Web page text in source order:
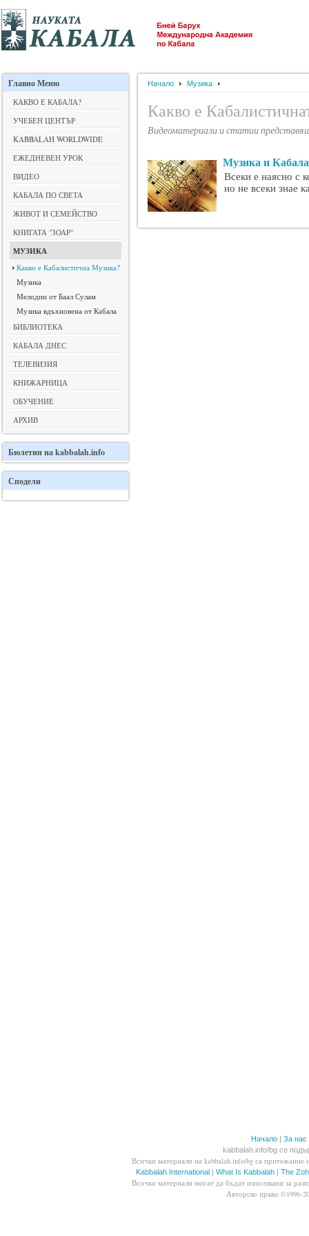
Начало Музика
Какво е
Видеоматериали и статии
Музика и Кабала
Всеки е наясно с
но не всеки знае
ГлавноМеню
КАКВО Е КАБАЛА?
УЧЕБЕН ЦЕНТЪР
KABBALAH WORLDWIDE
ЕЖЕДНЕВЕН УРОК
ВИДЕО
КАБАЛА ПО СВЕТА
ЖИВОТ И СЕМЕЙСТВО
КНИГАТА "ЗОАР"
МУЗИКА
Какво е Кабалистична Музика?
Музика
Мелодии от Баал Сулам
Музика вдъхновена от Кабала
БИБЛИОТЕКА
КАБАЛА ДНЕС
ТЕЛЕВИЗИЯ
КНИЖАРНИЦА
ОБУЧЕНИЕ
АРХИВ
Бюлетинна kabbalah.info
Сподели
Начало | За нас
kabbalah.info/bg се
Всички материали на kabbalah.info/bg са
Kabbalah International |What Is Kabbalah |The
Всички материали могат да бъдат използвани за
Авторско право ©1996-